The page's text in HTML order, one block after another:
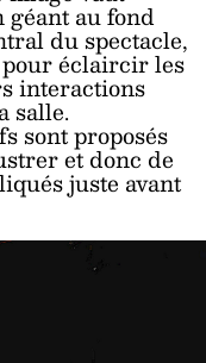
géant au fond
du spectacle,
éclaircir les
interactions
salle.
sont proposés
et donc de
juste avant